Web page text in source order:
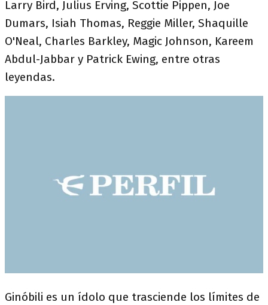
Larry Bird, Julius Erving, Scottie Pippen, Joe
Dumars, Isiah Thomas, Reggie Miller, Shaquille
O'Neal, Charles Barkley, Magic Johnson, Kareem
Abdul-Jabbar y Patrick Ewing, entre otras
leyendas.
Ginóbili es un ídolo que trasciende los límites de